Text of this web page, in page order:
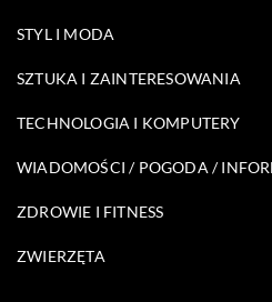
STYL I MODA
SZTUKA I ZAINTERESOWANIA
TECHNOLOGIA I KOMPUTERY
WIADOMOŚCI / POGODA /
ZDROWIE I FITNESS
ZWIERZĘTA